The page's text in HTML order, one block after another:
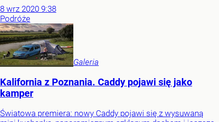
8 wrz 2020 9:38
Podróże
Galeria
Kalifornia z Poznania. Caddy pojawi się jako
kamper
Światowa premiera: nowy Caddy pojawi się z wysuwaną